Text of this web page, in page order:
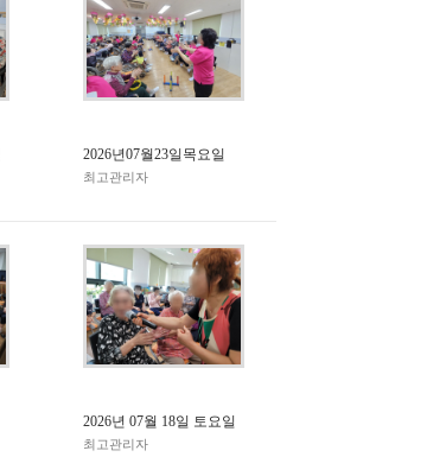
2026년07월23일목요일
최고관리자
2026년 07월 18일 토요일
최고관리자